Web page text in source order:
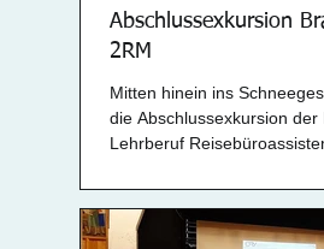
Abschlussexkursion
2RM
Mitten hinein ins
die Abschlussexkursion der
Lehrberuf